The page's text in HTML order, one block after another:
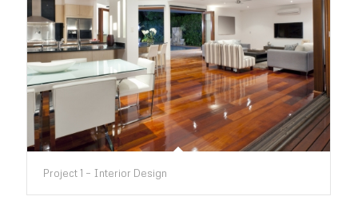
Project 1 – Interior Design